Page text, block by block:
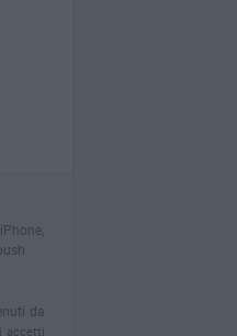
da
accetti